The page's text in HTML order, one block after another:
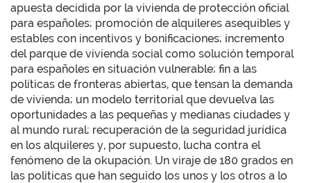
apuesta decidida por la vivienda de protección oficial
para españoles; promoción de alquileres asequibles y
estables con incentivos y bonificaciones; incremento
del parque de vivienda social como solución temporal
para españoles en situación vulnerable; fin a las
políticas de fronteras abiertas, que tensan la demanda
de vivienda; un modelo territorial que devuelva las
oportunidades a las pequeñas y medianas ciudades y
al mundo rural; recuperación de la seguridad jurídica
en los alquileres y, por supuesto, lucha contra el
fenómeno de la okupación. Un viraje de 180 grados en
las políticas que han seguido los unos y los otros a lo